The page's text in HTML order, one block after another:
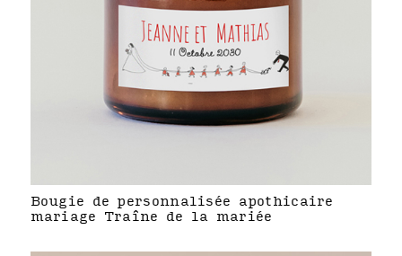
Bougie de personnalisée apothicaire
mariage Traîne de la mariée